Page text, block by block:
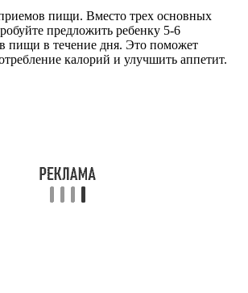
приемов пищи. Вместо трех основных
предложить ребенку 5-6
пищи в течение дня. Это поможет
калорий и улучшить аппетит.